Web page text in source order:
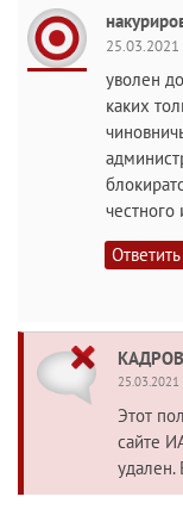
уволен
каких
честного
Ответить
25.03.2021
Этот
сайте
удален.